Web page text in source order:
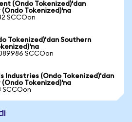
(Ondo Tokenized)'dan
Tokenized)'na
SCCOon
Tokenized)'dan Southern
SCCOon
Industries (Ondo Tokenized)'dan
Tokenized)'na
SCCOon